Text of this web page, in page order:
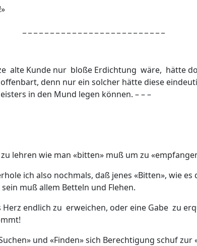
alte Kunde nur bloße Erdichtung wäre, hätte
denn nur ein solcher hätte diese
in den Mund legen können. – – –
lehren wie man «bitten» muß um zu
ich also nochmals, daß jenes «Bitten», wie
muß allem Betteln und Flehen.
Herz endlich zu erweichen, oder eine Gabe zu
und «Finden» sich Berechtigung schuf zur